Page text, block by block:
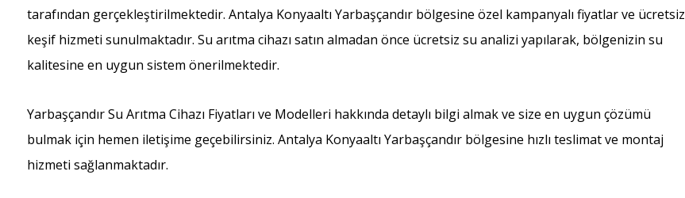
tarafından gerçekleştirilmektedir. Antalya Konyaaltı Yarbaşçandır bölgesine özel kampanyalı fiyatlar ve ücretsiz
keşif hizmeti sunulmaktadır. Su arıtma cihazı satın almadan önce ücretsiz su analizi yapılarak, bölgenizin su
kalitesine en uygun sistem önerilmektedir.
Yarbaşçandır Su Arıtma Cihazı Fiyatları ve Modelleri hakkında detaylı bilgi almak ve size en uygun çözümü
bulmak için hemen iletişime geçebilirsiniz. Antalya Konyaaltı Yarbaşçandır bölgesine hızlı teslimat ve montaj
hizmeti sağlanmaktadır.